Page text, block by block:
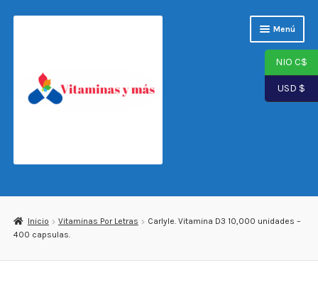
Menú
Inicio Vitaminas Por Letras
Carlyle. Vitamina D3 10,000 unidades –
400 capsulas.
NIO C$
USD $